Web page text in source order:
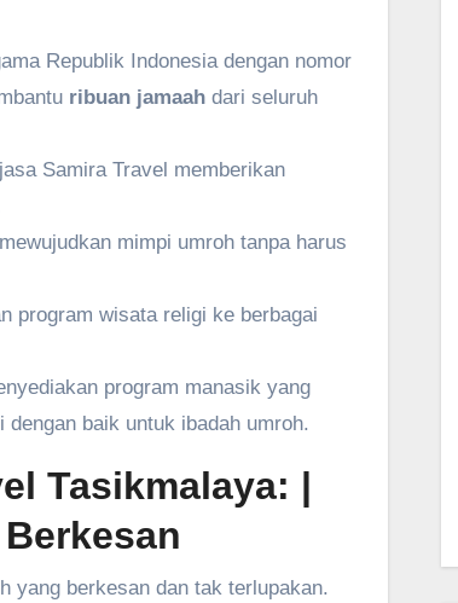
Republik Indonesia dengan nomor
ribuan jamaah dari seluruh
Samira Travel memberikan
mimpi umroh tanpa harus
program wisata religi ke berbagai
program manasik yang
baik untuk ibadah umroh.
Tasikmalaya: |
yang berkesan dan tak terlupakan.